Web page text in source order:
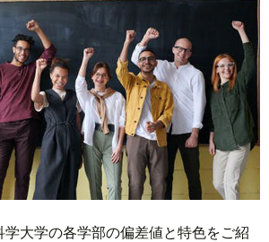
学大学の各学部の偏差値と特色をご紹